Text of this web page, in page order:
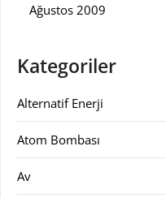
Ağustos 2009
Kategoriler
Alternatif Enerji
Atom Bombası
Av